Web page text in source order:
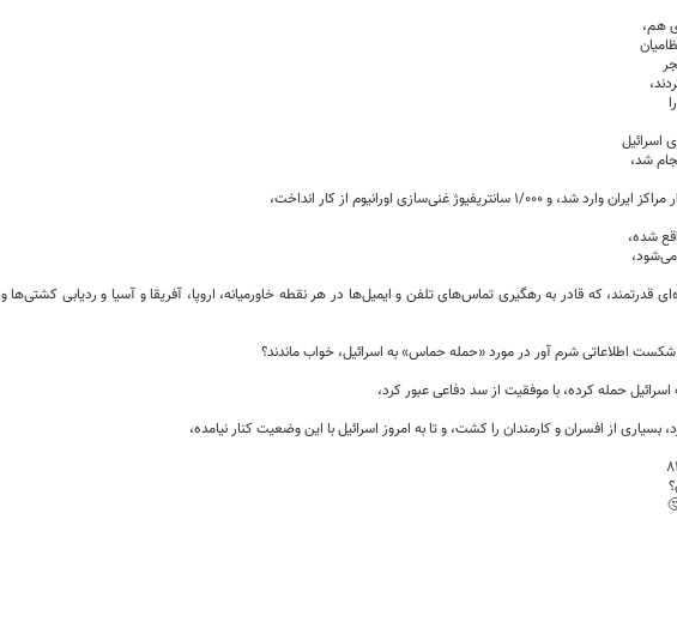
هم،
شد،
غنی‌سازی اورانیوم از کار انداخت،
قدرتمند، که قادر به رهگیری تماس‌های تلفن و ایمیل‌ها در هر نقطه‌ خاورمیانه، اروپا، آفریقا و آسیا و ردیابی کشتی‌ها و
حمله کرده، با موفقیت از سد دفاعی عبور کرد،